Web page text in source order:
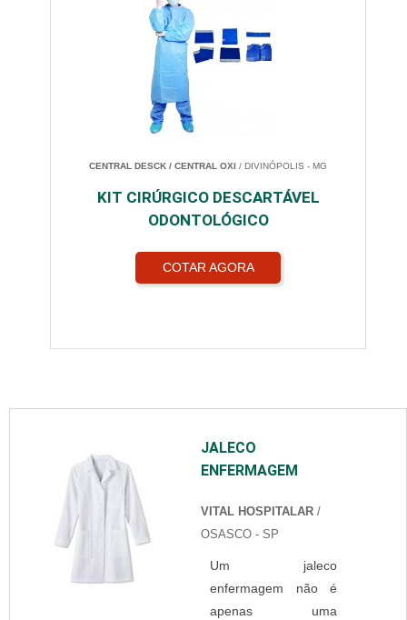
CENTRAL DESCK / CENTRAL OXI / DIVINÓPOLIS - MG
KIT CIRÚRGICO DESCARTÁVEL
ODONTOLÓGICO
COTAR AGORA
JALECO
ENFERMAGEM
VITAL HOSPITALAR /
OSASCO - SP
Um jaleco
enfermagem não é
apenas uma